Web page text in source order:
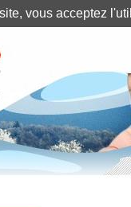
vous acceptez